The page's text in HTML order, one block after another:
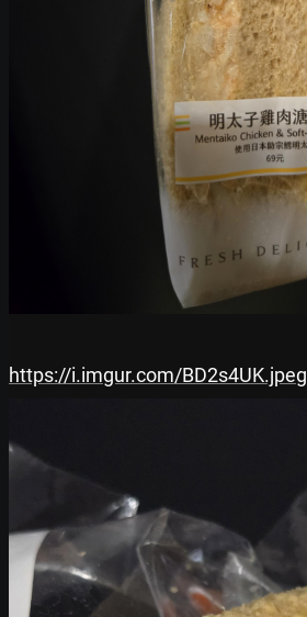
https://i.imgur.com/BD2s4UK.jpeg